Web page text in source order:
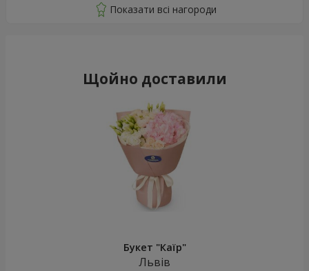
Щойно доставили
Букет "Каїр"
Львів